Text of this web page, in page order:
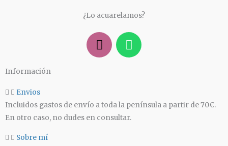
¿Lo acuarelamos?
I
n
g
r
W
h
a
p
Información
Envios
Incluidos gastos de envío a toda la península a partir de 70€.
En otro caso, no dudes en consultar.
Sobre mí